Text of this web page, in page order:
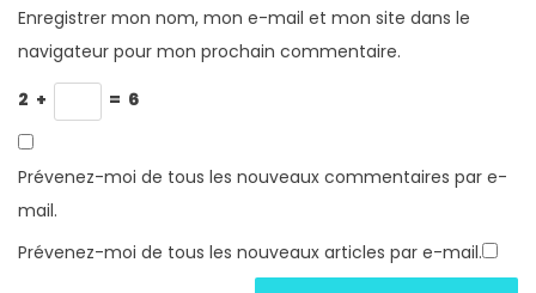
Enregistrer mon nom, mon e-mail et mon site dans le
navigateur pour mon prochain commentaire.
2 + = 6
Prévenez-moi de tous les nouveaux commentaires par e-
mail.
Prévenez-moi de tous les nouveaux articles par e-mail.